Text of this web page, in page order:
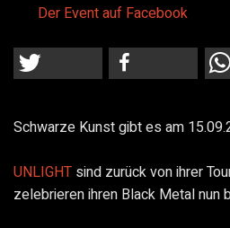
Der Event auf Facebook
Schwarze Kunst gibt es am
UNLIGHT sind zurück von ihrer
zelebrieren ihren Black Metal nun